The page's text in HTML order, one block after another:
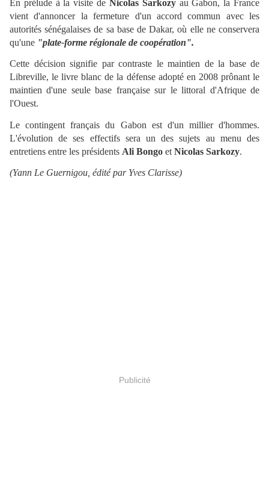
En prélude à la visite de Nicolas Sarkozyau Gabon, la France
vient d'annoncer la fermeture d'un accord commun avec les
autorités sénégalaises de sa base de Dakar, où elle ne conservera
qu'une "plate-forme régionale de coopération".
Cette décision signifie par contraste le maintien de la base de
Libreville, le livre blanc de la défense adopté en 2008 prônant le
maintien d'une seule base française sur le littoral d'Afrique de
l'Ouest.
Le contingent français du Gabon est d'un millier d'hommes.
L'évolution de ses effectifs sera un des sujets au menu des
entretiens entre les présidents Ali Bongo et Nicolas Sarkozy.
(Yann Le Guernigou, édité par Yves Clarisse)
Publicité